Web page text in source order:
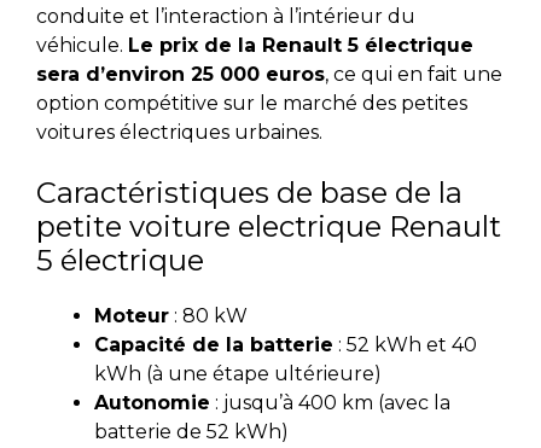
conduite et l’interaction à l’intérieur du
véhicule. Le prix de la Renault 5 électrique
sera d’environ 25 000 euros, ce qui en fait une
option compétitive sur le marché des petites
voitures électriques urbaines.
Caractéristiques de base de la
petite voiture electrique Renault
5 électrique
Moteur : 80 kW
Capacité de la batterie : 52 kWh et 40
kWh (à une étape ultérieure)
Autonomie : jusqu’à 400 km (avec la
batterie de 52 kWh)